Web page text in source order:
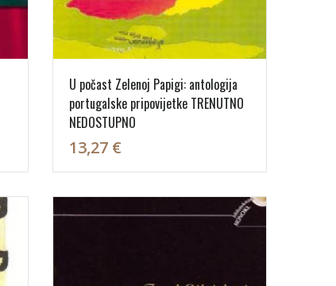
U počast Zelenoj Papigi: antologija
portugalske pripovijetke TRENUTNO
NEDOSTUPNO
13,27 €